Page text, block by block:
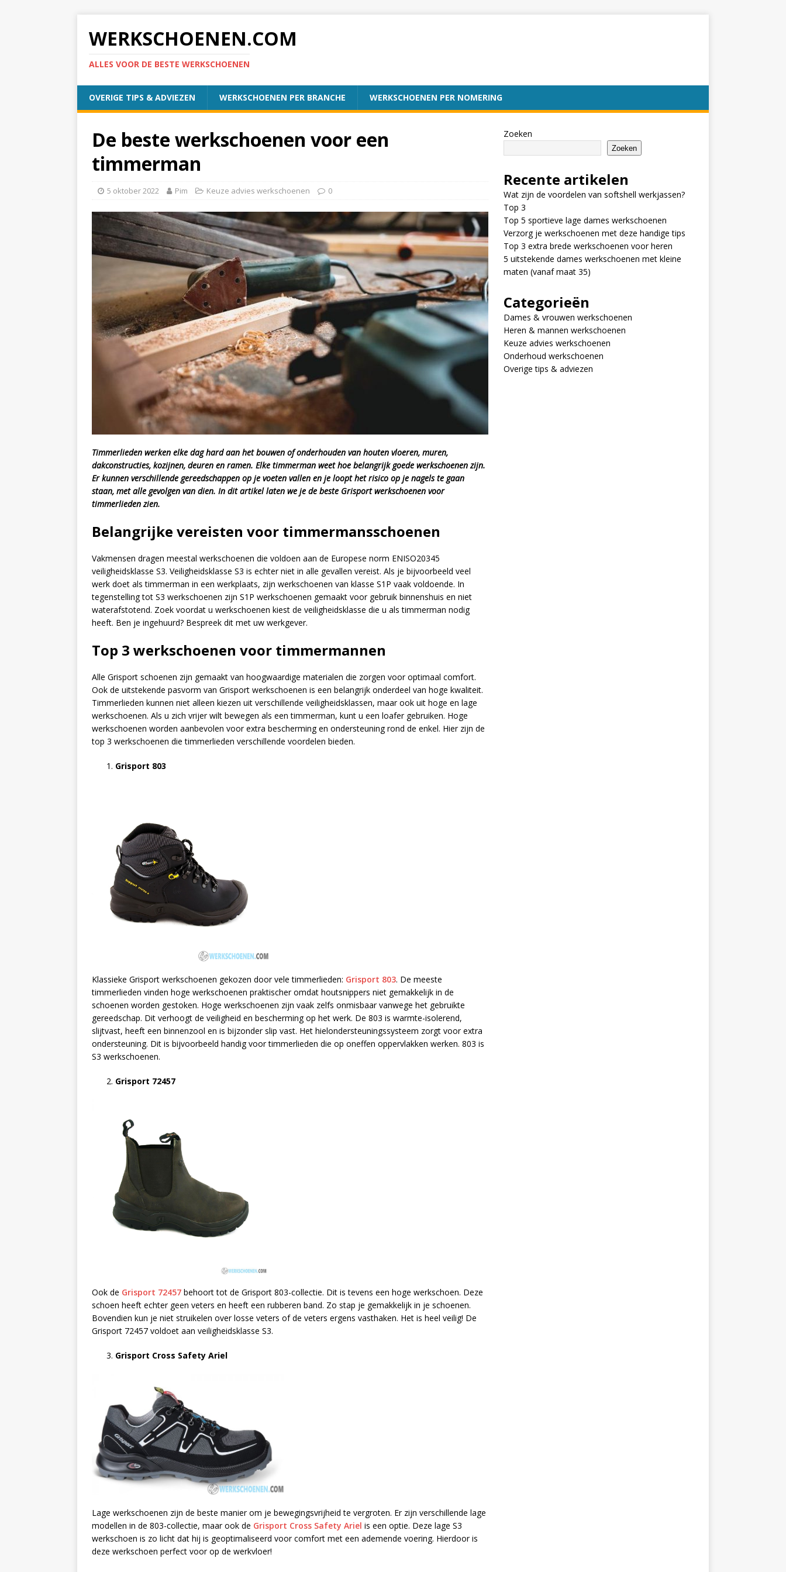
WERKSCHOENEN.COM
ALLES VOOR DE BESTE WERKSCHOENEN
OVERIGE TIPS & ADVIEZEN WERKSCHOENEN PER BRANCHE WERKSCHOENEN PER NOMERING
De beste werkschoenen voor een
timmerman
5 oktober 2022 Pim Keuze advies werkschoenen 0
Timmerlieden werken elke dag hard aan het bouwen of onderhouden van houten vloeren, muren,
dakconstructies, kozijnen, deuren en ramen. Elke timmerman weet hoe belangrijk goede werkschoenen zijn.
Er kunnen verschillende gereedschappen op je voeten vallen en je loopt het risico op je nagels te gaan
staan, met alle gevolgen van dien. In dit artikel laten we je de beste Grisport werkschoenen voor
timmerlieden zien.
Belangrijke vereisten voor timmermansschoenen
Vakmensen dragen meestal werkschoenen die voldoen aan de Europese norm ENISO20345
veiligheidsklasse S3. Veiligheidsklasse S3 is echter niet in alle gevallen vereist. Als je bijvoorbeeld veel
werk doet als timmerman in een werkplaats, zijn werkschoenen van klasse S1P vaak voldoende. In
tegenstelling tot S3 werkschoenen zijn S1P werkschoenen gemaakt voor gebruik binnenshuis en niet
waterafstotend. Zoek voordat u werkschoenen kiest de veiligheidsklasse die u als timmerman nodig
heeft. Ben je ingehuurd? Bespreek dit met uw werkgever.
Top 3 werkschoenen voor timmermannen
Alle Grisport schoenen zijn gemaakt van hoogwaardige materialen die zorgen voor optimaal comfort.
Ook de uitstekende pasvorm van Grisport werkschoenen is een belangrijk onderdeel van hoge kwaliteit.
Timmerlieden kunnen niet alleen kiezen uit verschillende veiligheidsklassen, maar ook uit hoge en lage
werkschoenen. Als u zich vrijer wilt bewegen als een timmerman, kunt u een loafer gebruiken. Hoge
werkschoenen worden aanbevolen voor extra bescherming en ondersteuning rond de enkel. Hier zijn de
top 3 werkschoenen die timmerlieden verschillende voordelen bieden.
Grisport 803
Klassieke Grisport werkschoenen gekozen door vele timmerlieden: Grisport 803. De meeste
timmerlieden vinden hoge werkschoenen praktischer omdat houtsnippers niet gemakkelijk in de
schoenen worden gestoken. Hoge werkschoenen zijn vaak zelfs onmisbaar vanwege het gebruikte
gereedschap. Dit verhoogt de veiligheid en bescherming op het werk. De 803 is warmte-isolerend,
slijtvast, heeft een binnenzool en is bijzonder slip vast. Het hielondersteuningssysteem zorgt voor extra
ondersteuning. Dit is bijvoorbeeld handig voor timmerlieden die op oneffen oppervlakken werken. 803 is
S3 werkschoenen.
Grisport 72457
Ook de Grisport 72457 behoort tot de Grisport 803-collectie. Dit is tevens een hoge werkschoen. Deze
schoen heeft echter geen veters en heeft een rubberen band. Zo stap je gemakkelijk in je schoenen.
Bovendien kun je niet struikelen over losse veters of de veters ergens vasthaken. Het is heel veilig! De
Grisport 72457 voldoet aan veiligheidsklasse S3.
Grisport Cross Safety Ariel
Lage werkschoenen zijn de beste manier om je bewegingsvrijheid te vergroten. Er zijn verschillende lage
modellen in de 803-collectie, maar ook de Grisport Cross Safety Ariel is een optie. Deze lage S3
werkschoen is zo licht dat hij is geoptimaliseerd voor comfort met een ademende voering. Hierdoor is
deze werkschoen perfect voor op de werkvloer!
Zoeken
Zoeken
Recente artikelen
Wat zijn de voordelen van softshell werkjassen?
Top 3
Top 5 sportieve lage dames werkschoenen
Verzorg je werkschoenen met deze handige tips
Top 3 extra brede werkschoenen voor heren
5 uitstekende dames werkschoenen met kleine
maten (vanaf maat 35)
Categorieën
Dames & vrouwen werkschoenen
Heren & mannen werkschoenen
Keuze advies werkschoenen
Onderhoud werkschoenen
Overige tips & adviezen